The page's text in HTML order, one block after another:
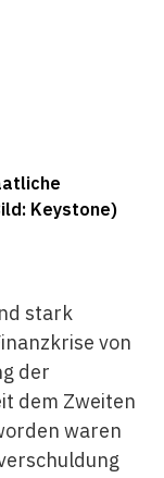
Keystone)
stark
von
der
dem Zweiten
waren